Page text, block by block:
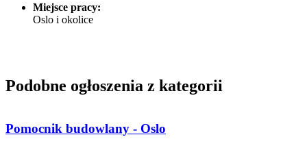
Miejsce pracy:
Oslo i okolice
Podobne ogłoszenia z kategorii
Pomocnik budowlany - Oslo